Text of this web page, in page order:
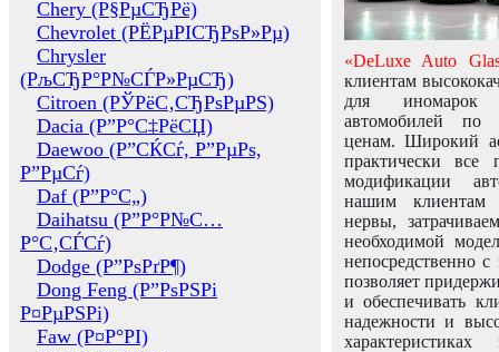
Chery (Р§РµСЂРё)
Chevrolet (РЁРµРІСЂРѕР»Рµ)
Chrysler
(РљСЂР°Р№СЃР»РµСЂ)
Citroen (РЎРёС‚СЂРѕРµРЅ)
Dacia (Р”Р°С‡РёСЏ)
Daewoo (Р”СЌСѓ, Р”РµРѕ,
Р”РµСѓ)
Daf (Р”Р°С„)
Daihatsu (Р”Р°Р№С…
Р°С‚СЃСѓ)
Dodge (Р”РѕРґР¶)
Dong Feng (Р”РѕРЅРі
Р¤РµРЅРі)
Faw (Р¤Р°РІ)
«DeLuxe Auto
клиентам
для иномарок
автомобилей
ценам. Широкий
практически все
модификации
нашим клиентам
нервы,
необходимой
непосредственно
позволяет
и обеспечивать
надежности и